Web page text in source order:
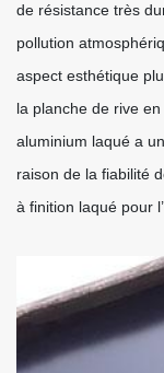
de résistance très
pollution
aspect esthétique
la planche de rive
aluminium laqué a
raison de la fiabilité
à finition laqué pour